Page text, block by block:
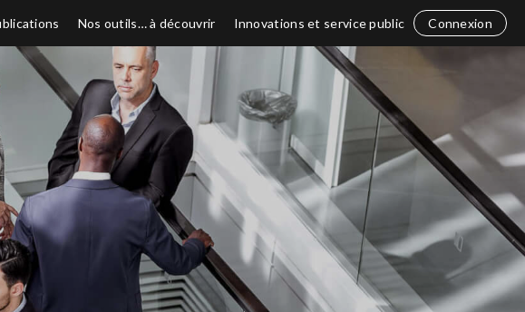
Nos outils… à découvrir Innovations et service public Connexion